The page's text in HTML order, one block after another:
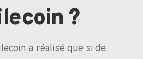
?
a réalisé que si de